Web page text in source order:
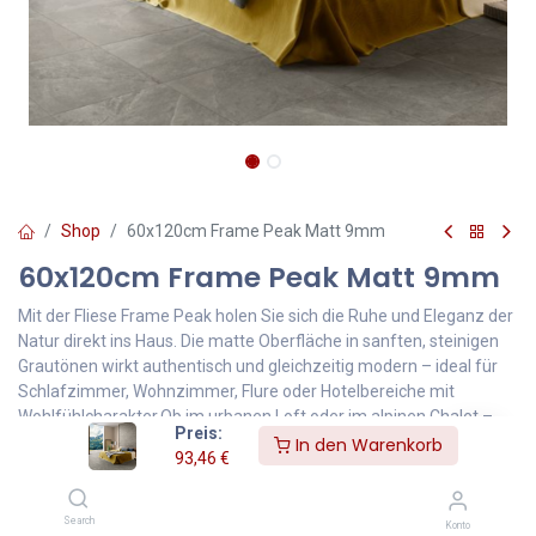
Preis:
93,46 €
In den Warenkorb
Search Konto
Shop 60x120cm Frame Peak Matt 9mm
60x120cm Frame Peak Matt 9mm
Mit der Fliese Frame Peak holen Sie sich die Ruhe und Eleganz der
Natur direkt ins Haus. Die matte Oberfläche in sanften, steinigen
Grautönen wirkt authentisch und gleichzeitig modern – ideal für
Schlafzimmer, Wohnzimmer, Flure oder Hotelbereiche mit
Wohlfühlcharakter.Ob im urbanen Loft oder im alpinen Chalet –
Frame Peak passt sich jedem Stil an und schafft eine
harmonische, hochwertige Atmosphäre mit natürlicher
Ausstrahlung.